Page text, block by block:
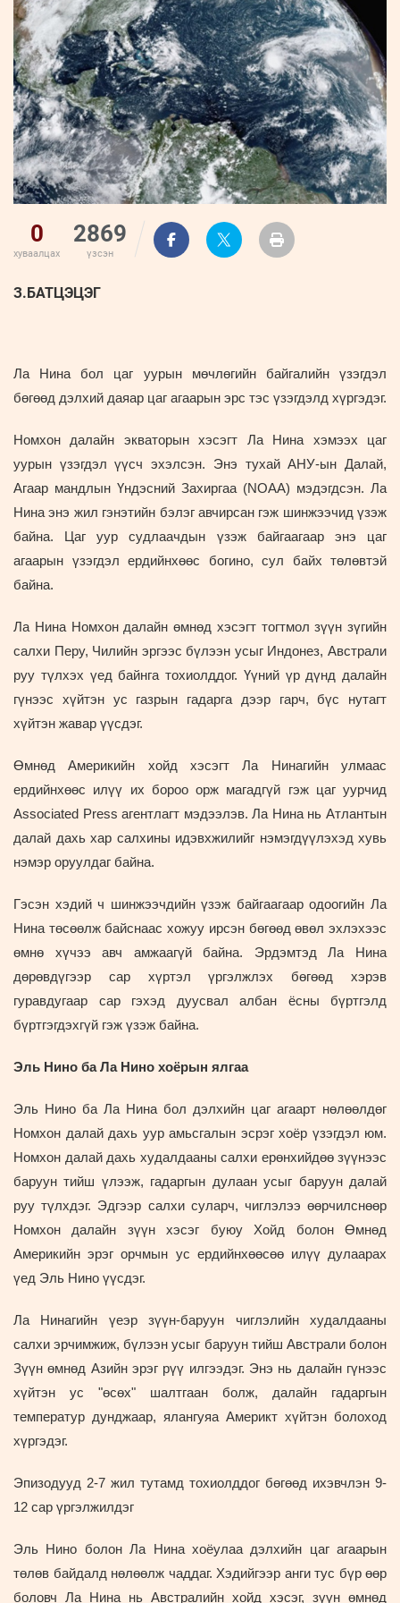
Бүртгүүлэх
Нэвтрэх
Бизнес
хөгжил
Leaderships
forum
ФОТО
УРЛАГ
ҮНДЭСНИЙ
МЭДЭЭЛЛИЙН
ТӨВ
ВИДЕО
ZUUNII
MEDEE
WEEKLY
0
хуваалцах
2869
үзсэн
З.БАТЦЭЦЭГ
Ла Нина бол цаг уурын мөчлөгийн байгалийн үзэгдэл
бөгөөд дэлхий даяар цаг агаарын эрс тэс үзэгдэлд хүргэдэг.
Номхон далайн экваторын хэсэгт Ла Нина хэмээх цаг
уурын үзэгдэл үүсч эхэлсэн. Энэ тухай АНУ-ын Далай,
Агаар мандлын Үндэсний Захиргаа (NOAA) мэдэгдсэн. Ла
Нина энэ жил гэнэтийн бэлэг авчирсан гэж шинжээчид үзэж
байна. Цаг уур судлаачдын үзэж байгаагаар энэ цаг
агаарын үзэгдэл ердийнхөөс богино, сул байх төлөвтэй
байна.
Ла Нина Номхон далайн өмнөд хэсэгт тогтмол зүүн зүгийн
салхи Перу, Чилийн эргээс бүлээн усыг Индонез, Австрали
руу түлхэх үед байнга тохиолддог. Үүний үр дүнд далайн
гүнээс хүйтэн ус газрын гадарга дээр гарч, бүс нутагт
хүйтэн жавар үүсдэг.
Өмнөд Америкийн хойд хэсэгт Ла Нинагийн улмаас
ердийнхөөс илүү их бороо орж магадгүй гэж цаг уурчид
Associated Press агентлагт мэдээлэв. Ла Нина нь Атлантын
далай дахь хар салхины идэвхжилийг нэмэгдүүлэхэд хувь
нэмэр оруулдаг байна.
Гэсэн хэдий ч шинжээчдийн үзэж байгаагаар одоогийн Ла
Нина төсөөлж байснаас хожуу ирсэн бөгөөд өвөл эхлэхээс
өмнө хүчээ авч амжаагүй байна. Эрдэмтэд Ла Нина
дөрөвдүгээр сар хүртэл үргэлжлэх бөгөөд хэрэв
гуравдугаар сар гэхэд дуусвал албан ёсны бүртгэлд
бүртгэгдэхгүй гэж үзэж байна.
Эль Нино ба Ла Нино хоёрын ялгаа
Эль Нино ба Ла Нина бол дэлхийн цаг агаарт нөлөөлдөг
Номхон далай дахь уур амьсгалын эсрэг хоёр үзэгдэл юм.
Номхон далай дахь худалдааны салхи ерөнхийдөө зүүнээс
баруун тийш үлээж, гадаргын дулаан усыг баруун далай
руу түлхдэг. Эдгээр салхи суларч, чиглэлээ өөрчилснөөр
Номхон далайн зүүн хэсэг буюу Хойд болон Өмнөд
Америкийн эрэг орчмын ус ердийнхөөсөө илүү дулаарах
үед Эль Нино үүсдэг.
Ла Нинагийн үеэр зүүн-баруун чиглэлийн худалдааны
салхи эрчимжиж, бүлээн усыг баруун тийш Австрали болон
Зүүн өмнөд Азийн эрэг рүү илгээдэг. Энэ нь далайн гүнээс
хүйтэн ус "өсөх" шалтгаан болж, далайн гадаргын
температур дунджаар, ялангуяа Америкт хүйтэн болоход
хүргэдэг.
Эпизодууд 2-7 жил тутамд тохиолддог бөгөөд ихэвчлэн 9-
12 сар үргэлжилдэг
Эль Нино болон Ла Нина хоёулаа дэлхийн цаг агаарын
төлөв байдалд нөлөөлж чаддаг. Хэдийгээр анги тус бүр өөр
боловч Ла Нина нь Австралийн хойд хэсэг, зүүн өмнөд